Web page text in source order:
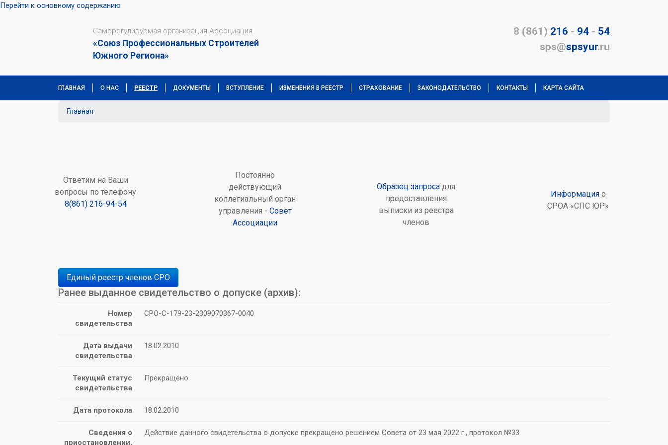
Перейти к основному содержанию
Саморегулируемая организация Ассоциация
«Союз Профессиональных Строителей
Южного Региона»
8 (861) 216 - 94 - 54
sps@spsyur.ru
ГЛАВНАЯ О НАС РЕЕСТР ДОКУМЕНТЫ ВСТУПЛЕНИЕ ИЗМЕНЕНИЯ В РЕЕСТР СТРАХОВАНИЕ ЗАКОНОДАТЕЛЬСТВО КОНТАКТЫ КАРТА САЙТА
Главная
Ответим на Ваши
вопросы по телефону
8(861) 216-94-54
Постоянно
действующий
коллегиальный орган
управления - Совет
Ассоциации
Образец запроса для
предоставления
выписки из реестра
членов
Информацияо
СРОА «СПС ЮР»
Единый реестр членов СРО
Ранее выданное свидетельство о допуске (архив):
Номер
свидетельства
СРО-С-179-23-2309070367-0040
Дата выдачи
свидетельства
18.02.2010
Текущий статус
свидетельства
Прекращено
Дата протокола 18.02.2010
Сведения о
приостановлении,
Действие данного свидетельства о допуске прекращено решением Совета от 23 мая 2022 г., протокол №33